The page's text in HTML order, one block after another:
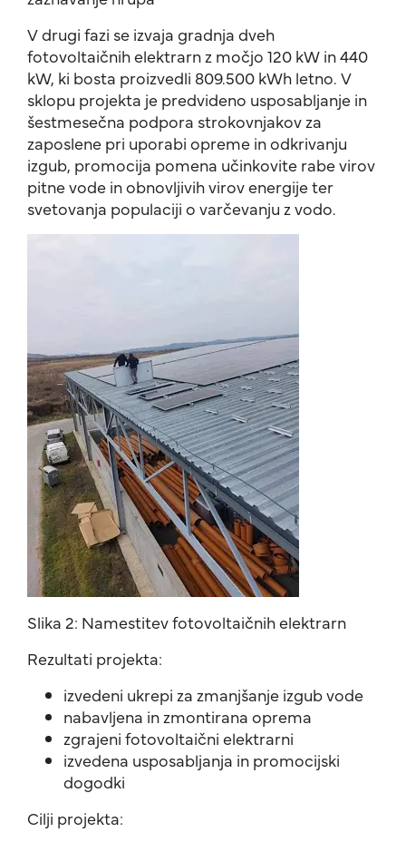
V drugi fazi se izvaja gradnja dveh
fotovoltaičnih elektrarn z močjo 120 kW in 440
kW, ki bosta proizvedli 809.500 kWh letno. V
sklopu projekta je predvideno usposabljanje in
šestmesečna podpora strokovnjakov za
zaposlene pri uporabi opreme in odkrivanju
izgub, promocija pomena učinkovite rabe virov
pitne vode in obnovljivih virov energije ter
svetovanja populaciji o varčevanju z vodo.
Slika 2: Namestitev fotovoltaičnih elektrarn
Rezultati projekta:
izvedeni ukrepi za zmanjšanje izgub vode
nabavljena in zmontirana oprema
zgrajeni fotovoltaični elektrarni
izvedena usposabljanja in promocijski
dogodki
Cilji projekta: